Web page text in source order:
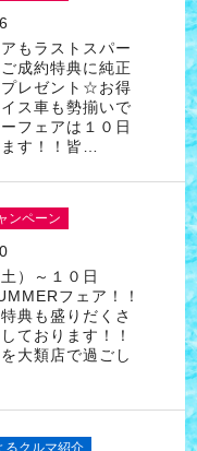
もラストスパー
成約特典に純正
レゼント☆お得
ス車も勢揃いで
フェアは１０日
す！！皆…
ンペーン
）～１０日
フェア！！
典も盛りだくさ
ております！！
大類店で過ごし
るクルマ紹介